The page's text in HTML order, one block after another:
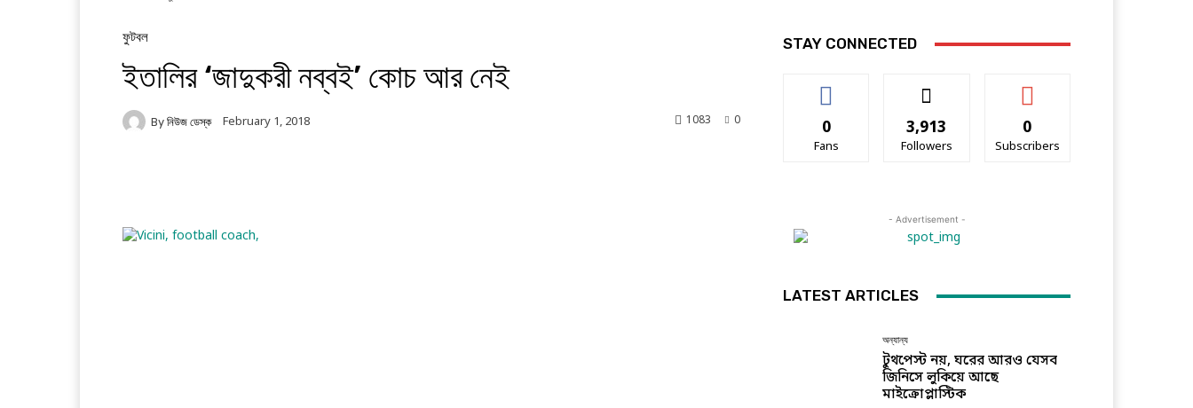
ফুটবল
ইতালির ‘জাদুকরী নব্বই’ কোচ আর নেই
By নিউজ ডেস্ক February 1, 2018 0
1083
STAY CONNECTED
0
Fans
3,913
Followers
0
Subscribers
- Advertisement -
LATEST ARTICLES
অন্যান্য
টুথপেস্ট নয়, ঘরের আরও যেসব
জিনিসে লুকিয়ে আছে
মাইক্রোপ্লাস্টিক